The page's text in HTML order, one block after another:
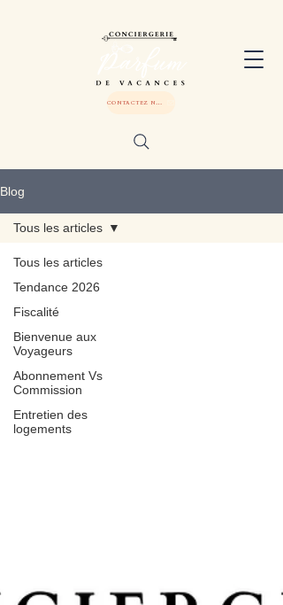
CONTACTEZ NOUS
Blog
Tous les articles
Tendance 2026
Fiscalité
Bienvenue aux
Voyageurs
Abonnement Vs
Commission
Entretien des
logements
Tous les articles